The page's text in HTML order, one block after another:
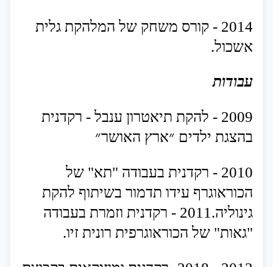
2014
- קורס משחק של המלהקת גלית
אשכול.
עבודות
2009
- להקת תיאטרון ענבל - רקדנית
בהצגת ילדים ״ארץ האושר״
2010
- רקדנית בעבודה "תא" של
הכוראוגרף עידו תדמור בשיתוף להקת
גינוליה.
2011
- רקדנית וזמרת בעבודה
"גאות" של הכוראוגרפית רונית זיו.